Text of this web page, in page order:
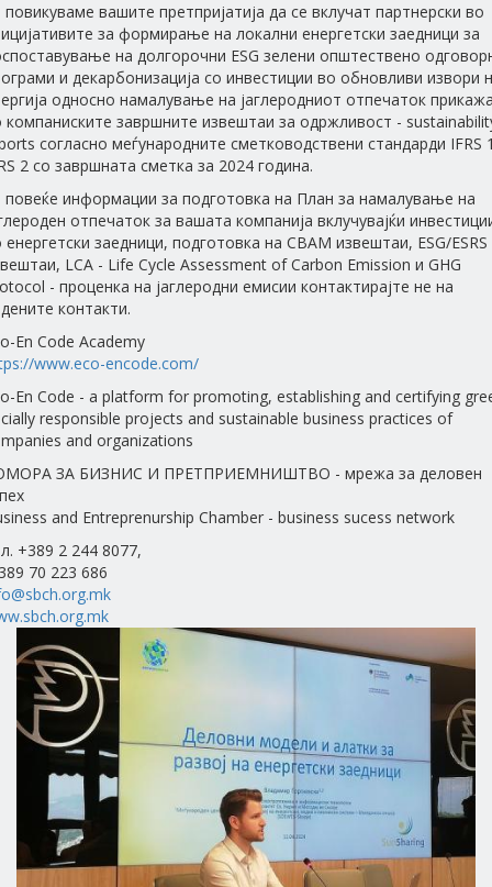
повикуваме вашите претпријатија да се вклучат партнерски во
за формирање на локални енергетски заедници за
на долгорочни ESG зелени општествено
и декарбонизација со инвестиции во обновливи извори
односно намалување на јаглеродниот отпечаток
компаниските завршните извештаи за одржливост -
согласно меѓународните сметководствени стандарди IFRS
2 со завршната сметка за 2024 година.
повеќе информации за подготовка на План за намалување на
отпечаток за вашата компанија вклучувајќи
енергетски заедници, подготовка на CBAM извештаи, ESG/ESRS
LCA - Life Cycle Assessment of Carbon Emission и GHG
- проценка на јаглеродни емисии контактирајте не на
контакти.
En Code Academy
www.eco-encode.com/
En Code - a platform for promoting, establishing and certifying
responsible projects and sustainable business practices of
and organizations
ЗА БИЗНИС И ПРЕТПРИЕМНИШТВО - мрежа за деловен
and Entreprenurship Chamber - business sucess network
+389 2 244 8077,
70 223 686